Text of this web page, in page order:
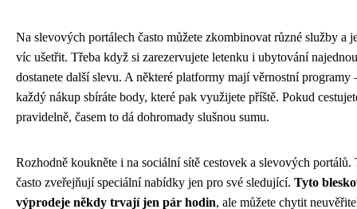
Na slevových portálech často můžete zkombinovat různé služby a
víc ušetřit. Třeba když si zarezervujete letenku i ubytování
dostanete další slevu. A některé platformy mají věrnostní programy
každý nákup sbíráte body, které pak využijete příště. Pokud
pravidelně, časem to dá dohromady slušnou sumu.
Rozhodně koukněte i na sociální sítě cestovek a slevových portálů.
často zveřejňují speciální nabídky jen pro své sledující. Tyto
výprodeje někdy trvají jen pár hodin, ale můžete chytit